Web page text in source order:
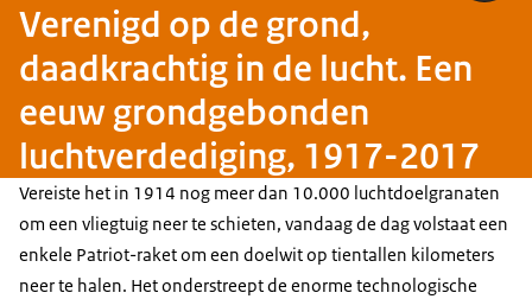
Verenigd op de grond,
daadkrachtig in de lucht. Een
eeuw grondgebonden
luchtverdediging, 1917-2017
Vereiste het in 1914 nog meer dan 10.000 luchtdoelgranaten
om een vliegtuig neer te schieten, vandaag de dag volstaat een
enkele Patriot-raket om een doelwit op tientallen kilometers
neer te halen. Het onderstreept de enorme technologische